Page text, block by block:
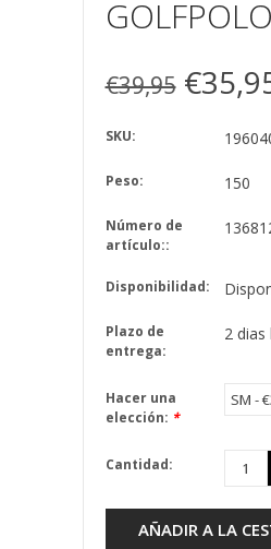
€39,95
SKU:
Peso: 150
Número de
artículo::
Disponibilidad:
Plazo de
entrega:
2 dias
Hacer una
elección: *
Cantidad:
AÑADIR A LA